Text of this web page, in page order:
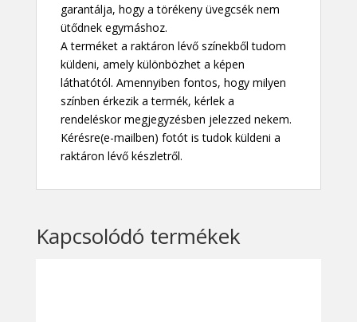
garantálja, hogy a törékeny üvegcsék nem
ütődnek egymáshoz.
A terméket a raktáron lévő színekből tudom
küldeni, amely különbözhet a képen
láthatótól. Amennyiben fontos, hogy milyen
színben érkezik a termék, kérlek a
rendeléskor megjegyzésben jelezzed nekem.
Kérésre(e-mailben) fotót is tudok küldeni a
raktáron lévő készletről.
Kapcsolódó termékek